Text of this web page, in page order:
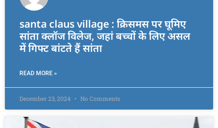
santa claus village : क्रिसमस पर घूमिए
सांता क्लॉज विलेज, जहां बच्चों के लिए असल
में गिफ्ट बांटते हैं सांता
READ MORE »
December 23, 2024 No Comments